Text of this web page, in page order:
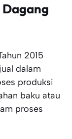
2015
dalam
produksi
baku atau
proses